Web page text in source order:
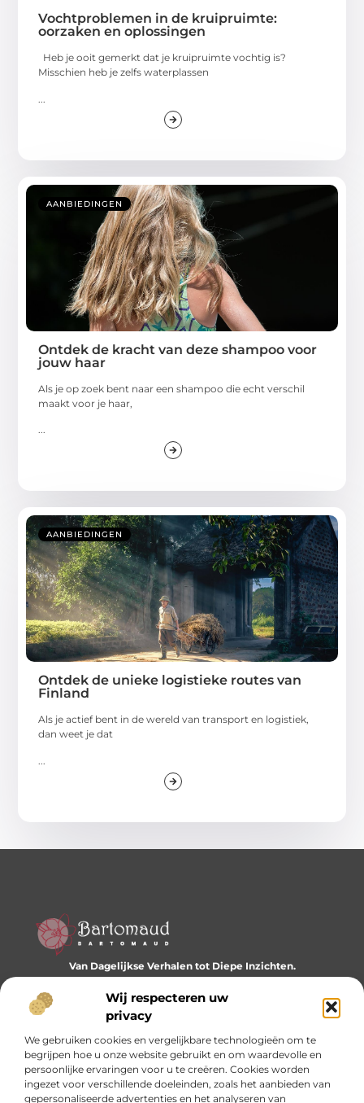
Wij respecteren uw
privacy
We gebruiken cookies en vergelijkbare technologieën om te
begrijpen hoe u onze website gebruikt en om waardevolle en
persoonlijke ervaringen voor u te creëren. Cookies worden
ingezet voor verschillende doeleinden, zoals het aanbieden van
gepersonaliseerde advertenties en het analyseren van
Vochtproblemen in de kruipruimte:
oorzaken en oplossingen
Heb je ooit gemerkt dat je kruipruimte vochtig is?
Misschien heb je zelfs waterplassen
AANBIEDINGEN
Ontdek de kracht van deze shampoo voor
jouw haar
Als je op zoek bent naar een shampoo die echt verschil
maakt voor je haar,
...
AANBIEDINGEN
Ontdek de unieke logistieke routes van
Finland
Als je actief bent in de wereld van transport en logistiek,
dan weet je dat
Van Dagelijkse Verhalen tot Diepe Inzichten.
Ontdek een wereld vol diverse blogs en artikelen die je
dagelijks inspireren en nieuwe perspectieven bieden.
Onze informatie